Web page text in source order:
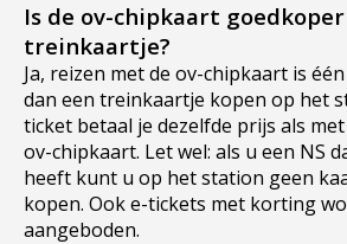
Is de ov-chipkaart
treinkaartje?
Ja, reizen met de ov-chipkaart is
dan een treinkaartje kopen op het
ticket betaal je dezelfde prijs als
ov-chipkaart. Let wel: als u een NS
heeft kunt u op het station geen
kopen. Ook e-tickets met korting
aangeboden.